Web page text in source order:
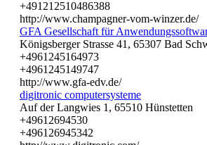
+491212510486388
http://www.champagner-vom-winzer.de/
GFA Gesellschaft für
Königsberger Strasse 41, 65307 Bad
+4961245164973
+4961245149747
http://www.gfa-edv.de/
digitronic computersysteme
Auf der Langwies 1, 65510 Hünstetten
+49612694530
+496126945342